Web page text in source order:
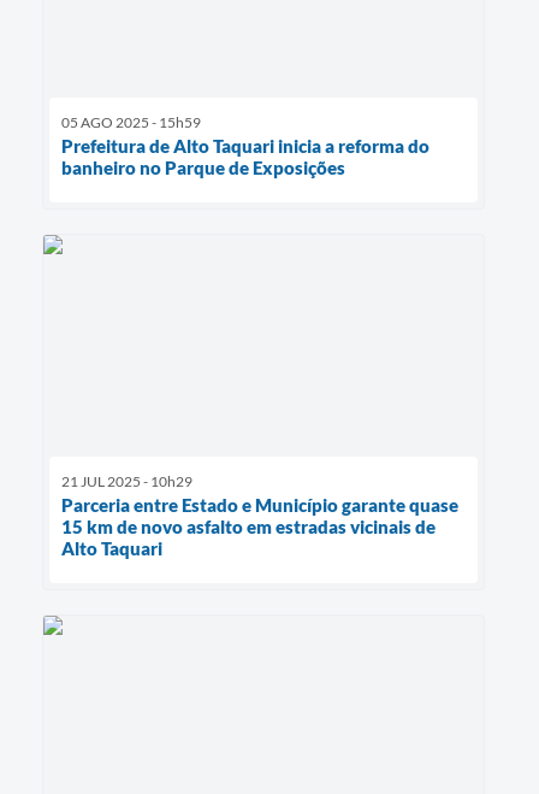
05 AGO 2025 - 15h59
Prefeitura de Alto Taquari inicia a reforma do
banheiro no Parque de Exposições
21 JUL 2025 - 10h29
Parceria entre Estado e Município garante quase
15 km de novo asfalto em estradas vicinais de
Alto Taquari